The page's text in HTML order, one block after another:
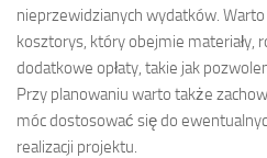
nieprzewidzianych wydatków.
kosztorys, który obejmie materiały,
dodatkowe opłaty, takie jak
Przy planowaniu warto także
móc dostosować się do
realizacji projektu.